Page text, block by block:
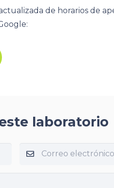
de horarios de
laboratorio